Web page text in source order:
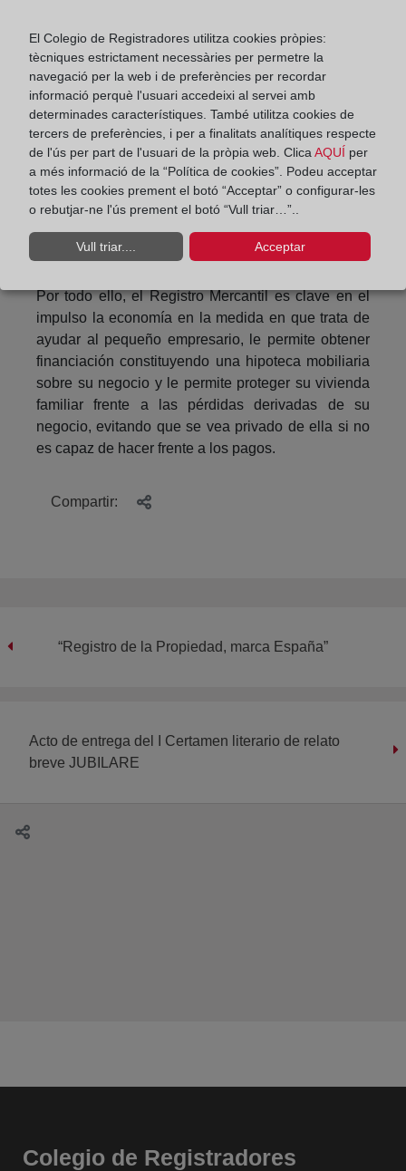
Es decir, gracias a la coordinación entre Registro
Mercantil y Registro de la Propiedad, la vivienda
familiar del pequeño comerciante no podrá ser
embargada por las deudas que se deriven de su
negocio, y ese emprendedor únicamente seguirá
respondiendo por deudas con la Agencia Tributaria,
con la Seguridad Social, y aquellas que sean
anteriores a la inscripción en el Registro Mercantil
de su condición de Emprendedor de
Responsabilidad Limitada.
Por todo ello, el Registro Mercantil es clave en el
impulso la economía en la medida en que trata de
ayudar al pequeño empresario, le permite obtener
financiación constituyendo una hipoteca mobiliaria
sobre su negocio y le permite proteger su vivienda
familiar frente a las pérdidas derivadas de su
negocio, evitando que se vea privado de ella si no
es capaz de hacer frente a los pagos.
Compartir:
“Registro de la Propiedad, marca España”
Acto de entrega del I Certamen literario de relato
breve JUBILARE
Colegio de Registradores
El Colegio de Registradores utilitza cookies pròpies:
tècniques estrictament necessàries per permetre la
navegació per la web i de preferències per recordar
informació perquè l'usuari accedeixi al servei amb
determinades característiques. També utilitza cookies de
tercers de preferències, i per a finalitats analítiques respecte
de l'ús per part de l'usuari de la pròpia web. ClicaAQUÍ per
a més informació de la “Política de cookies”. Podeu acceptar
totes les cookies prement el botó “Acceptar” o configurar-les
o rebutjar-ne l'ús prement el botó “Vull triar…”..
Vull triar.... Acceptar